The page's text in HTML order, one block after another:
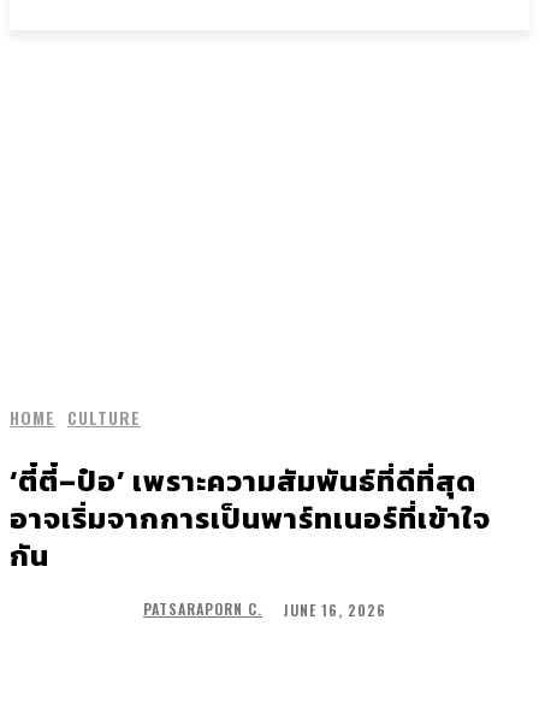
HOME CULTURE
‘ตี๋ตี๋–ป๋อ’ เพราะความสัมพันธ์ที่ดีที่สุด
อาจเริ่มจากการเป็นพาร์ทเนอร์ที่เข้าใจ
กัน
PATSARAPORN C. JUNE 16, 2026